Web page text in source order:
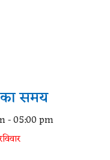
समय
- 05:00 pm